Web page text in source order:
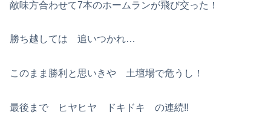
敵味方合わせて7本のホームランが飛び交った！
勝ち越しては 追いつかれ…
このまま勝利と思いきや 土壇場で危うし！
最後まで ヒヤヒヤ ドキドキ の連続‼